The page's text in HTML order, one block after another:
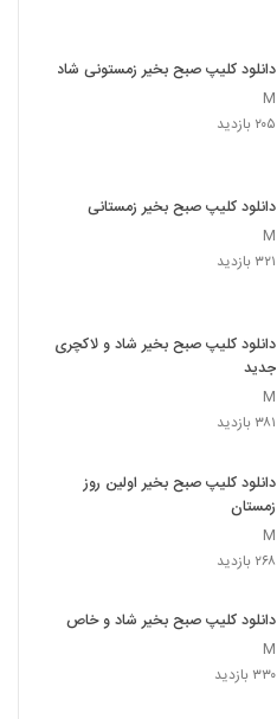
دانلود کلیپ صبح بخیر زمستونی شاد
M
۲۰۵ بازدید
دانلود کلیپ صبح بخیر زمستانی
M
۳۲۱ بازدید
دانلود کلیپ صبح بخیر شاد و لاکچری
جدید
M
۳۸۱ بازدید
دانلود کلیپ صبح بخیر اولین روز
زمستان
M
۲۶۸ بازدید
دانلود کلیپ صبح بخیر شاد و خاص
M
۳۳۰ بازدید